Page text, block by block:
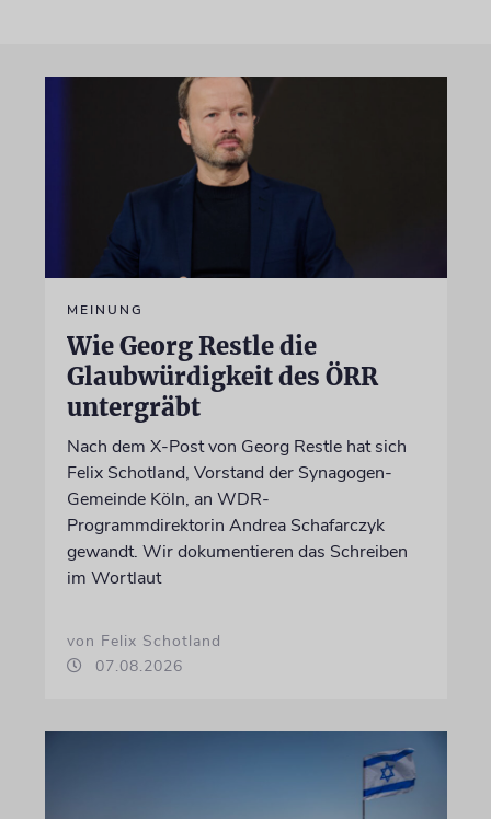
MEINUNG
Wie Georg Restle die
Glaubwürdigkeit des ÖRR
untergräbt
Nach dem X-Post von Georg Restle hat sich
Felix Schotland, Vorstand der Synagogen-
Gemeinde Köln, an WDR-
Programmdirektorin Andrea Schafarczyk
gewandt. Wir dokumentieren das Schreiben
im Wortlaut
von Felix Schotland
07.08.2026